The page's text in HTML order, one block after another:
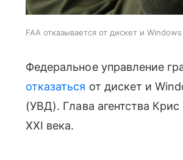
FAA отказывается от дискет и
Федеральное управление
отказаться от дискет и
(УВД). Глава агентства
XXI века.